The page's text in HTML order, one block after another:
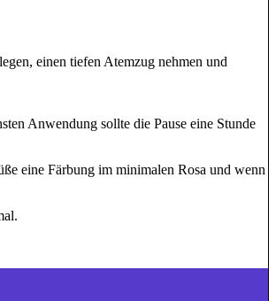
einen tiefen Atemzug nehmen und
Anwendung sollte die Pause eine Stunde
eine Färbung im minimalen Rosa und wenn